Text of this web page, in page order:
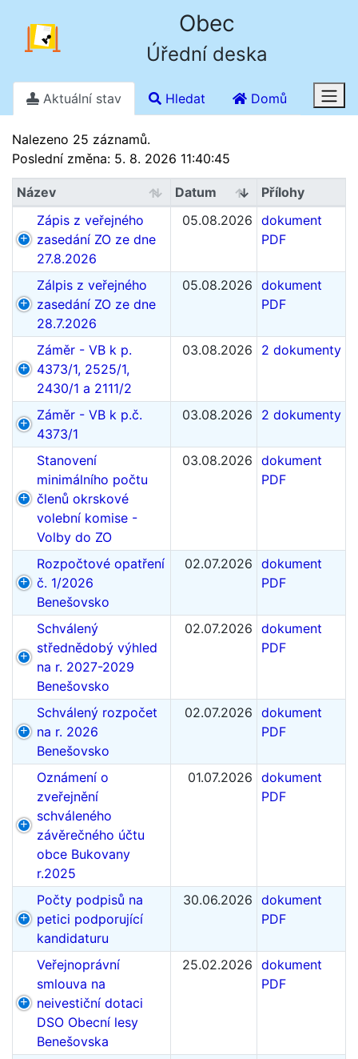
Obec
Úřední deska
Aktuální stav Hledat Domů
Stav k 8. 8. 2026 6.03
Nalezeno 25 záznamů.
Poslední změna: 5. 8. 2026 11:40:45
Název Datum
Přílohy
Zápis z veřejného
zasedání ZO ze dne
27.8.2026
05.08.2026 dokument
PDF
Zálpis z veřejného
zasedání ZO ze dne
28.7.2026
05.08.2026 dokument
PDF
Záměr - VB k p.
4373/1, 2525/1,
2430/1 a 2111/2
03.08.2026 2 dokumenty
Záměr - VB k p.č.
4373/1
03.08.2026 2 dokumenty
Stanovení
minimálního počtu
členů okrskové
volební komise -
Volby do ZO
03.08.2026 dokument
PDF
Rozpočtové opatření
č. 1/2026
Benešovsko
02.07.2026 dokument
PDF
Schválený
střednědobý výhled
na r. 2027-2029
Benešovsko
02.07.2026 dokument
PDF
Schválený rozpočet
na r. 2026
Benešovsko
02.07.2026 dokument
PDF
Oznámení o
zveřejnění
schváleného
závěrečného účtu
obce Bukovany
r.2025
01.07.2026 dokument
PDF
Počty podpisů na
petici podporující
kandidaturu
30.06.2026 dokument
PDF
Veřejnoprávní
smlouva na
neivestiční dotaci
DSO Obecní lesy
Benešovska
25.02.2026 dokument
PDF